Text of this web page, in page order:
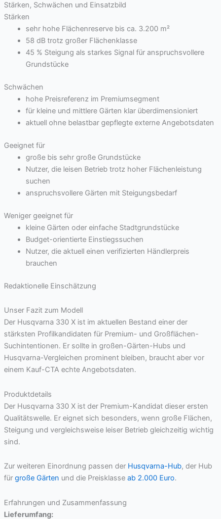
Stärken, Schwächen und Einsatzbild
Stärken
sehr hohe Flächenreserve bis ca. 3.200 m²
58 dB trotz großer Flächenklasse
45 % Steigung als starkes Signal für anspruchsvollere
Grundstücke
Schwächen
hohe Preisreferenz im Premiumsegment
für kleine und mittlere Gärten klar überdimensioniert
aktuell ohne belastbar gepflegte externe Angebotsdaten
Geeignet für
große bis sehr große Grundstücke
Nutzer, die leisen Betrieb trotz hoher Flächenleistung
suchen
anspruchsvollere Gärten mit Steigungsbedarf
Weniger geeignet für
kleine Gärten oder einfache Stadtgrundstücke
Budget-orientierte Einstiegssuchen
Nutzer, die aktuell einen verifizierten Händlerpreis
brauchen
Redaktionelle Einschätzung
Unser Fazit zum Modell
Der Husqvarna 330 X ist im aktuellen Bestand einer der
stärksten Profilkandidaten für Premium- und Großflächen-
Suchintentionen. Er sollte in großen-Gärten-Hubs und
Husqvarna-Vergleichen prominent bleiben, braucht aber vor
einem Kauf-CTA echte Angebotsdaten.
Produktdetails
Der Husqvarna 330 X ist der Premium-Kandidat dieser ersten
Qualitätswelle. Er eignet sich besonders, wenn große Flächen,
Steigung und vergleichsweise leiser Betrieb gleichzeitig wichtig
sind.
Zur weiteren Einordnung passen der Husqvarna-Hub, der Hub
für große Gärten und die Preisklasse ab 2.000 Euro.
Erfahrungen und Zusammenfassung
Lieferumfang: